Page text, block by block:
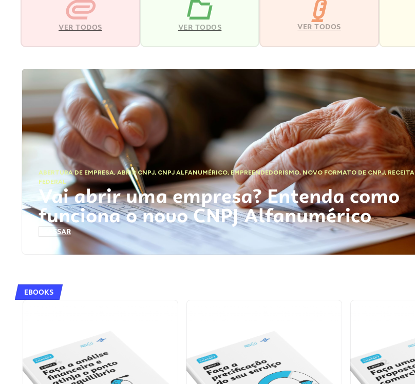
VER TODOS VER TODOS VER TODOS
ABERTURA DE EMPRESA,ABRIR CNPJ, CNPJ ALFANUMÉRICO, EMPREENDEDORISMO,NOVO FORMATO DE CNPJ,RECEITA
FEDERAL
Vai abrir uma empresa? Entenda como
funciona o novo CNPJ Alfanumérico
ACESSAR
EBOOKS